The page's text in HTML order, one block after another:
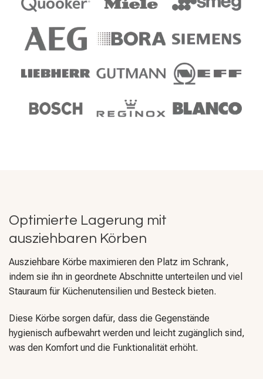
Optimierte Lagerung mit
ausziehbaren Körben
Ausziehbare Körbe maximieren den Platz im Schrank,
indem sie ihn in geordnete Abschnitte unterteilen und viel
Stauraum für Küchenutensilien und Besteck bieten.
Diese Körbe sorgen dafür, dass die Gegenstände
hygienisch aufbewahrt werden und leicht zugänglich sind,
was den Komfort und die Funktionalität erhöht.